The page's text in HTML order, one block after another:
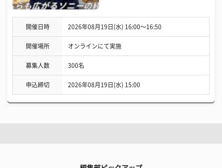
開催日時 2026年08月19日(水) 16:00〜16:50
開催場所 オンラインにて実施
募集人数 300名
申込締切 2026年08月19日(水) 15:00